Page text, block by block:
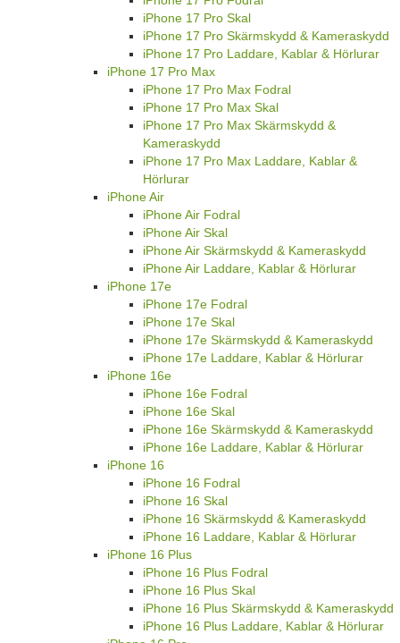
iPhone 17 Pro Skal
iPhone 17 Pro Skärmskydd & Kameraskydd
iPhone 17 Pro Laddare, Kablar & Hörlurar
iPhone 17 Pro Max
iPhone 17 Pro Max Fodral
iPhone 17 Pro Max Skal
iPhone 17 Pro Max Skärmskydd &
Kameraskydd
iPhone 17 Pro Max Laddare, Kablar &
Hörlurar
iPhone Air
iPhone Air Fodral
iPhone Air Skal
iPhone Air Skärmskydd & Kameraskydd
iPhone Air Laddare, Kablar & Hörlurar
iPhone 17e
iPhone 17e Fodral
iPhone 17e Skal
iPhone 17e Skärmskydd & Kameraskydd
iPhone 17e Laddare, Kablar & Hörlurar
iPhone 16e
iPhone 16e Fodral
iPhone 16e Skal
iPhone 16e Skärmskydd & Kameraskydd
iPhone 16e Laddare, Kablar & Hörlurar
iPhone 16
iPhone 16 Fodral
iPhone 16 Skal
iPhone 16 Skärmskydd & Kameraskydd
iPhone 16 Laddare, Kablar & Hörlurar
iPhone 16 Plus
iPhone 16 Plus Fodral
iPhone 16 Plus Skal
iPhone 16 Plus Skärmskydd & Kameraskydd
iPhone 16 Plus Laddare, Kablar & Hörlurar